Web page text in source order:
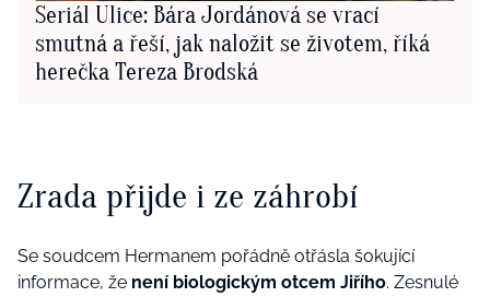
Seriál Ulice: Bára Jordánová se vrací
smutná a řeší, jak naložit se životem, říká
herečka Tereza Brodská
Zrada přijde i ze záhrobí
Se soudcem Hermanem pořádně otřásla šokující
informace, že není biologickým otcem Jiřího. Zesnulé